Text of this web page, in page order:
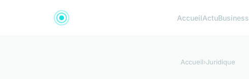
AccueilActuBusiness
Accueil›Juridique